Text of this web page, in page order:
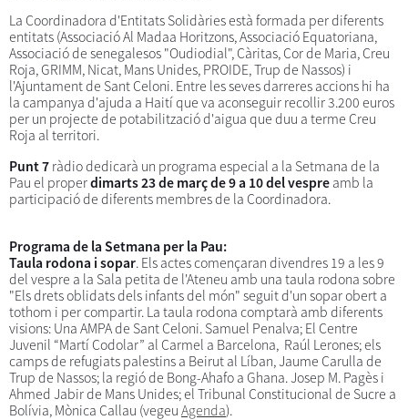
La Coordinadora d'Entitats Solidàries està formada per diferents
entitats (Associació Al Madaa Horitzons, Associació Equatoriana,
Associació de senegalesos "Oudiodial", Càritas, Cor de Maria, Creu
Roja, GRIMM, Nicat, Mans Unides, PROIDE, Trup de Nassos) i
l'Ajuntament de Sant Celoni. Entre les seves darreres accions hi ha
la campanya d'ajuda a Haití que va aconseguir recollir 3.200 euros
per un projecte de potabilització d'aigua que duu a terme Creu
Roja al territori.
Punt 7 ràdio dedicarà un programa especial a la Setmana de la
Pau el properdimarts 23 de març de 9 a 10 del vespre amb la
participació de diferents membres de la Coordinadora.
Programa de la Setmana per la Pau:
Taula rodona i sopar. Els actes començaran divendres 19 a les 9
del vespre a la Sala petita de l'Ateneu amb una taula rodona sobre
"Els drets oblidats dels infants del món" seguit d'un sopar obert a
tothom i per compartir. La taula rodona comptarà amb diferents
visions: Una AMPA de Sant Celoni. Samuel Penalva; El Centre
Juvenil “Martí Codolar” al Carmel a Barcelona, Raúl Lerones; els
camps de refugiats palestins a Beirut al Líban, Jaume Carulla de
Trup de Nassos; la regió de Bong-Ahafo a Ghana. Josep M. Pagès i
Ahmed Jabir de Mans Unides; el Tribunal Constitucional de Sucre a
Bolívia, Mònica Callau (vegeu Agenda).